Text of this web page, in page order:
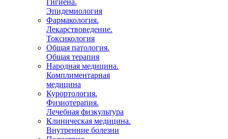
Гигиена.
Эпидемиология
Фармакология.
Лекарствоведение.
Токсикология
Общая патология.
Общая терапия
Народная медицина.
Комплиментарная
медицина
Курортология.
Физиотерапия.
Лечебная физкультура
Клиническая медицина.
Внутренние болезни